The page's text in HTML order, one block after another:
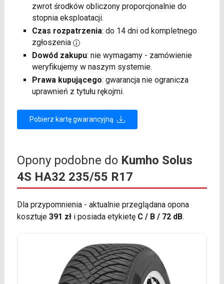
zwrot środków obliczony proporcjonalnie do
stopnia eksploatacji.
Czas rozpatrzenia: do 14 dni od kompletnego
zgłoszenia
Dowód zakupu: nie wymagamy - zamówienie
weryfikujemy w naszym systemie.
Prawa kupującego: gwarancja nie ogranicza
uprawnień z tytułu rękojmi.
Pobierz kartę gwarancyjną
Opony podobne do Kumho Solus
4S HA32 235/55 R17
Dla przypomnienia - aktualnie przeglądana opona
kosztuje 391 złi posiada etykietę C / B / 72 dB.